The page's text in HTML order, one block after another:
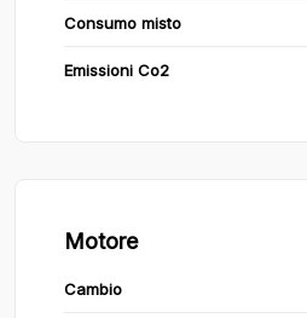
Consumo misto
Emissioni Co2
Motore
Cambio